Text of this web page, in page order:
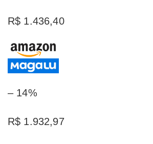
R$ 1.436,40
– 14%
R$ 1.932,97